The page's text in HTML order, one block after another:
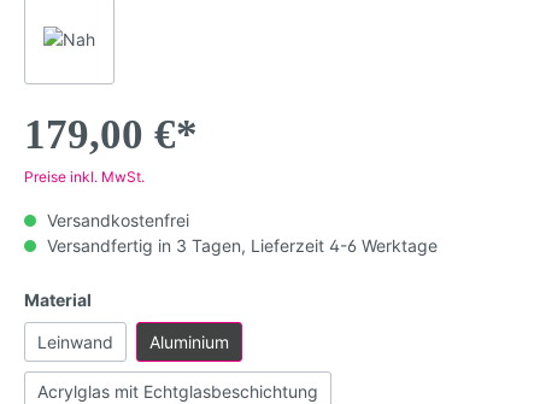
179,00 €*
Preise inkl. MwSt.
Versandkostenfrei
Versandfertig in 3 Tagen, Lieferzeit 4-6 Werktage
Material
Leinwand Aluminium
Acrylglas mit Echtglasbeschichtung